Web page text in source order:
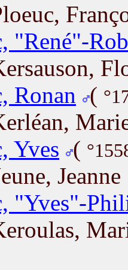
"René"-
Ronan
(
Yves (
Jeanne
"Yves"-